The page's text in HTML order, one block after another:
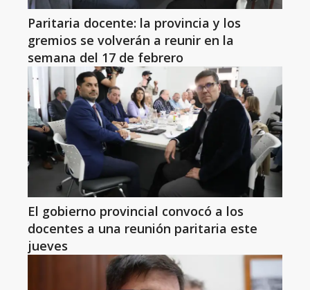
Paritaria docente: la provincia y los
gremios se volverán a reunir en la
semana del 17 de febrero
El gobierno provincial convocó a los
docentes a una reunión paritaria este
jueves